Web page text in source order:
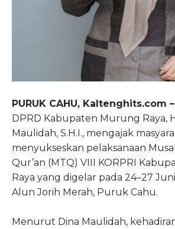
PURUK CAHU, Kaltenghits.com –
DPRD Kabupaten Murung Raya,
Maulidah, S.H.I., mengajak
menyukseskan pelaksanaan
Qur’an (MTQ) VIII KORPRI
Raya yang digelar pada 24–27
Alun Jorih Merah, Puruk Cahu.
Menurut Dina Maulidah,